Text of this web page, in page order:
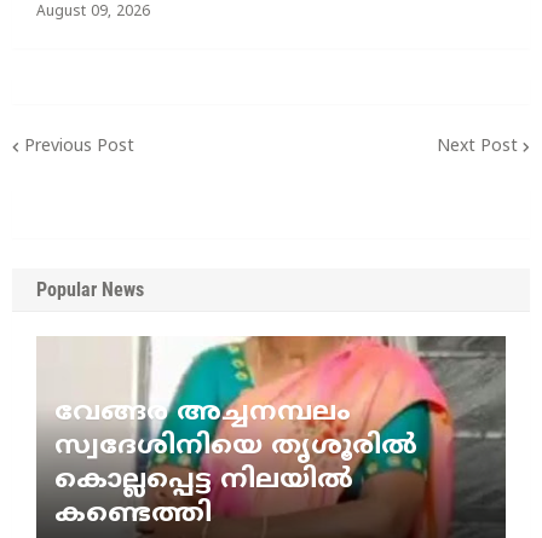
August 09, 2026
Previous Post Next Post
Popular News
വേങ്ങര അച്ചനമ്പലം
സ്വദേശിനിയെ തൃശൂരിൽ
കൊല്ലപ്പെട്ട നിലയിൽ
കണ്ടെത്തി